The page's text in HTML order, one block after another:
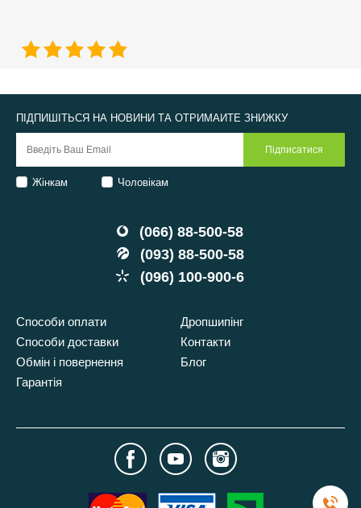
(066) 88-500-58
(093) 88-500-58
(096) 100-900-6
Способи оплати
Способи доставки
Обмін і повернення
Гарантія
Дропшипінг
Контакти
Блог
ПІДПИШІТЬСЯ НА НОВИНИ ТА ОТРИМАЙТЕ ЗНИЖКУ
Жінкам Чоловікам